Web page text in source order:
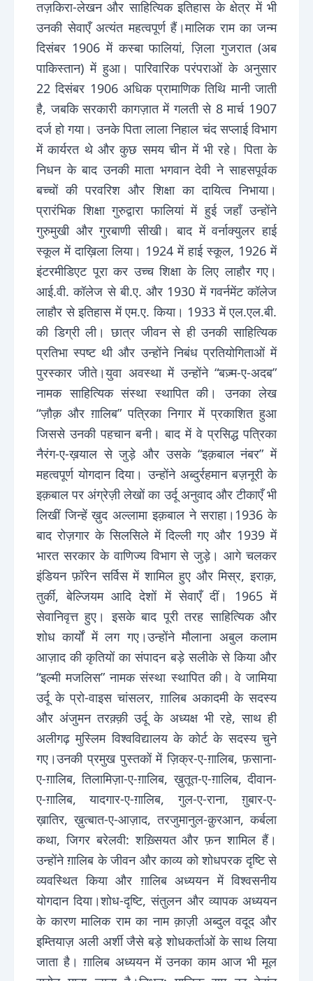
तज़किरा-लेखन और साहित्यिक इतिहास के क्षेत्र में भी
उनकी सेवाएँ अत्यंत महत्वपूर्ण हैं।मालिक राम का जन्म
दिसंबर 1906 में कस्बा फालियां, ज़िला गुजरात (अब
पाकिस्तान) में हुआ। पारिवारिक परंपराओं के अनुसार
22 दिसंबर 1906 अधिक प्रामाणिक तिथि मानी जाती
है, जबकि सरकारी कागज़ात में गलती से 8 मार्च 1907
दर्ज हो गया। उनके पिता लाला निहाल चंद सप्लाई विभाग
में कार्यरत थे और कुछ समय चीन में भी रहे। पिता के
निधन के बाद उनकी माता भगवान देवी ने साहसपूर्वक
बच्चों की परवरिश और शिक्षा का दायित्व निभाया।
प्रारंभिक शिक्षा गुरुद्वारा फालियां में हुई जहाँ उन्होंने
गुरुमुखी और गुरबाणी सीखी। बाद में वर्नाक्युलर हाई
स्कूल में दाख़िला लिया। 1924 में हाई स्कूल, 1926 में
इंटरमीडिएट पूरा कर उच्च शिक्षा के लिए लाहौर गए।
आई.वी. कॉलेज से बी.ए. और 1930 में गवर्नमेंट कॉलेज
लाहौर से इतिहास में एम.ए. किया। 1933 में एल.एल.बी.
की डिग्री ली। छात्र जीवन से ही उनकी साहित्यिक
प्रतिभा स्पष्ट थी और उन्होंने निबंध प्रतियोगिताओं में
पुरस्कार जीते।युवा अवस्था में उन्होंने “बज़्म-ए-अदब”
नामक साहित्यिक संस्था स्थापित की। उनका लेख
“ज़ौक़ और ग़ालिब” पत्रिका निगार में प्रकाशित हुआ
जिससे उनकी पहचान बनी। बाद में वे प्रसिद्ध पत्रिका
नैरंग-ए-ख़याल से जुड़े और उसके “इक़बाल नंबर” में
महत्वपूर्ण योगदान दिया। उन्होंने अब्दुर्रहमान बज़नूरी के
इक़बाल पर अंग्रेज़ी लेखों का उर्दू अनुवाद और टीकाएँ भी
लिखीं जिन्हें ख़ुद अल्लामा इक़बाल ने सराहा।1936 के
बाद रोज़गार के सिलसिले में दिल्ली गए और 1939 में
भारत सरकार के वाणिज्य विभाग से जुड़े। आगे चलकर
इंडियन फ़ॉरेन सर्विस में शामिल हुए और मिस्र, इराक़,
तुर्की, बेल्जियम आदि देशों में सेवाएँ दीं। 1965 में
सेवानिवृत्त हुए। इसके बाद पूरी तरह साहित्यिक और
शोध कार्यों में लग गए।उन्होंने मौलाना अबुल कलाम
आज़ाद की कृतियों का संपादन बड़े सलीके से किया और
“इल्मी मजलिस” नामक संस्था स्थापित की। वे जामिया
उर्दू के प्रो-वाइस चांसलर, ग़ालिब अकादमी के सदस्य
और अंजुमन तरक़्क़ी उर्दू के अध्यक्ष भी रहे, साथ ही
अलीगढ़ मुस्लिम विश्वविद्यालय के कोर्ट के सदस्य चुने
गए।उनकी प्रमुख पुस्तकों में ज़िक्र-ए-ग़ालिब, फ़साना-
ए-ग़ालिब, तिलामिज़ा-ए-ग़ालिब, ख़ुतूत-ए-ग़ालिब, दीवान-
ए-ग़ालिब, यादगार-ए-ग़ालिब, गुल-ए-राना, ग़ुबार-ए-
ख़ातिर, ख़ुत्बात-ए-आज़ाद, तरजुमानुल-क़ुरआन, कर्बला
कथा, जिगर बरेलवी: शख़्सियत और फ़न शामिल हैं।
उन्होंने ग़ालिब के जीवन और काव्य को शोधपरक दृष्टि से
व्यवस्थित किया और ग़ालिब अध्ययन में विश्वसनीय
योगदान दिया।शोध-दृष्टि, संतुलन और व्यापक अध्ययन
के कारण मालिक राम का नाम क़ाज़ी अब्दुल वदूद और
इम्तियाज़ अली अर्शी जैसे बड़े शोधकर्ताओं के साथ लिया
जाता है। ग़ालिब अध्ययन में उनका काम आज भी मूल